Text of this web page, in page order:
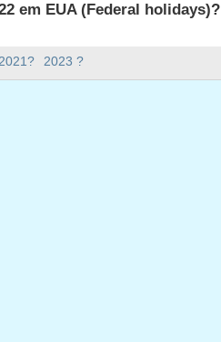
2023 ?
em EUA (Federal holidays)?